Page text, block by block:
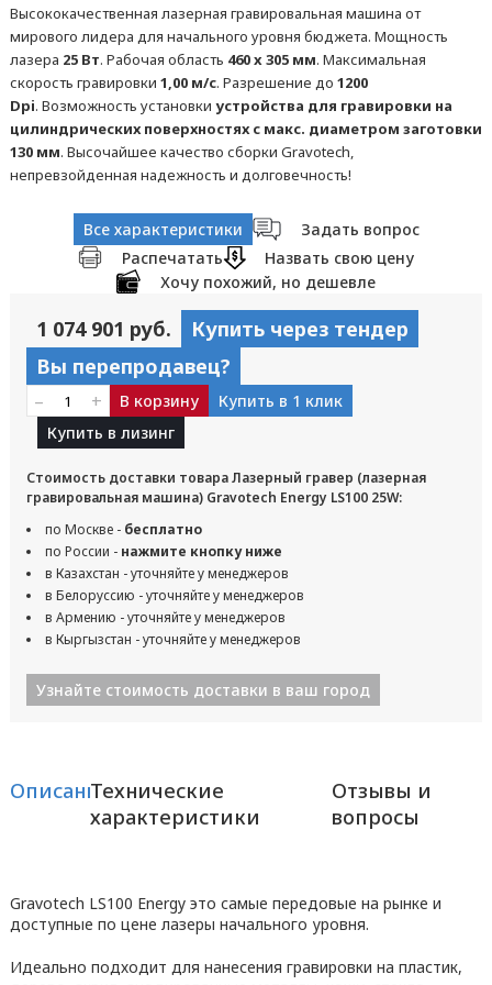
Высококачественная лазерная гравировальная машина от
мирового лидера для начального уровня бюджета. Мощность
лазера 25 Вт. Рабочая область 460 x 305 мм. Максимальная
скорость гравировки 1,00 м/с. Разрешение до 1200
Dpi. Возможность установки устройства для гравировки на
цилиндрических поверхностях с макс. диаметром заготовки
130 мм. Высочайшее качество сборки Gravotech,
непревзойденная надежность и долговечность!
Все характеристики
Задать вопрос
Распечатать
Назвать свою цену
Хочу похожий, но дешевле
1 074 901 руб.
Купить через тендер
Вы перепродавец?
– + В корзину
Купить в 1 клик
Купить в лизинг
Стоимость доставки товара Лазерный гравер (лазерная
гравировальная машина) Gravotech Energy LS100 25W:
по Москве - бесплатно
по России - нажмите кнопку ниже
в Казахстан - уточняйте у менеджеров
в Белоруссию - уточняйте у менеджеров
в Армению - уточняйте у менеджеров
в Кыргызстан - уточняйте у менеджеров
Узнайте стоимость доставки в ваш город
ОписаниеТехнические
характеристики
Отзывы и
вопросы
Gravotech LS100 Energy это самые передовые на рынке и
доступные по цене лазеры начального уровня.
Идеально подходит для нанесения гравировки на пластик,